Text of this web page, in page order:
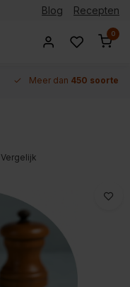
Blog Recepten
0
Meer dan 450 soorten
Vergelijk